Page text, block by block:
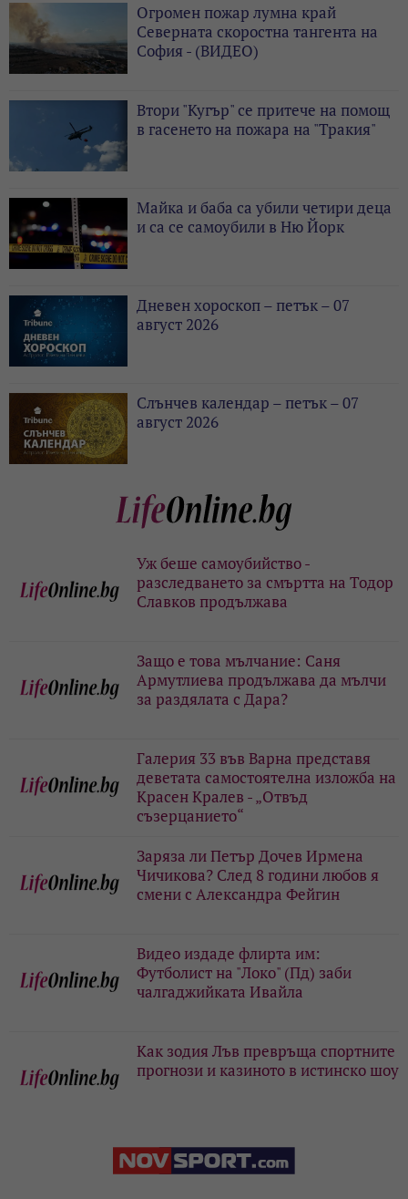
Огромен пожар лумна край
Северната скоростна тангента на
София - (ВИДЕО)
Втори "Кугър" се притече на помощ
в гасенето на пожара на "Тракия"
Майка и баба са убили четири деца
и са се самоубили в Ню Йорк
Дневен хороскоп – петък – 07
август 2026
Слънчев календар – петък – 07
август 2026
Уж беше самоубийство -
разследването за смъртта на Тодор
Славков продължава
Защо е това мълчание: Саня
Армутлиева продължава да мълчи
за раздялата с Дара?
Галерия 33 във Варна представя
деветата самостоятелна изложба на
Красен Кралев - „Отвъд
съзерцанието“
Заряза ли Петър Дочев Ирмена
Чичикова? След 8 години любов я
смени с Александра Фейгин
Видео издаде флирта им:
Футболист на "Локо" (Пд) заби
чалгаджийката Ивайла
Как зодия Лъв превръща спортните
прогнози и казиното в истинско шоу